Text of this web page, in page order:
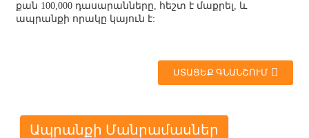
քան 100,000 դասարանները, հեշտ է մաքրել, և
ապրանքի որակը կայուն է:
ՍՏԱՑԵՔ ԳՆԱՆՇՈՒՄ
Ապրանքի Մանրամասներ